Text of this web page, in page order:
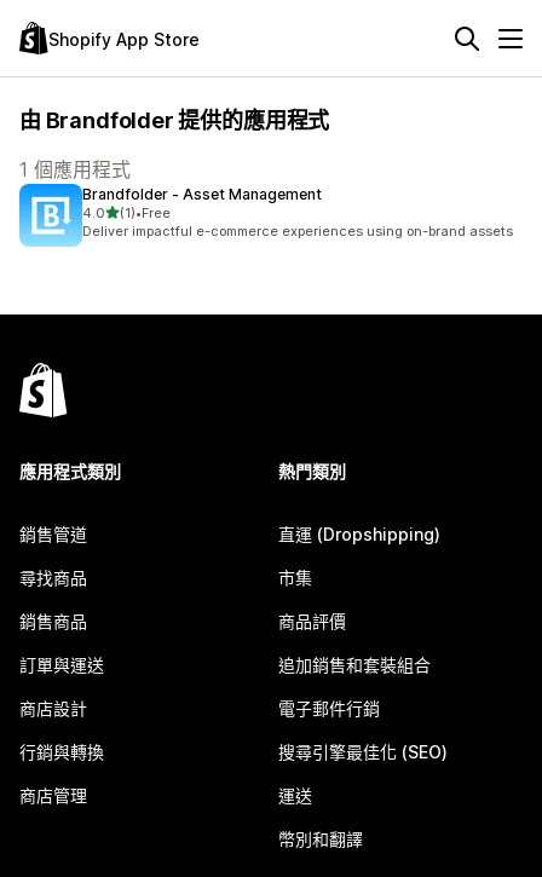
Shopify App Store
由 Brandfolder 提供的應用程式
1 個應用程式
Brandfolder ‑ Asset Management
4.0滿分 5 顆星
(1)
共有 1 則評價
•Free
Deliver impactful e-commerce experiences using on-brand assets
應用程式類別
銷售管道
尋找商品
銷售商品
訂單與運送
商店設計
行銷與轉換
商店管理
熱門類別
直運 (Dropshipping)
市集
商品評價
追加銷售和套裝組合
電子郵件行銷
搜尋引擎最佳化 (SEO)
運送
幣別和翻譯